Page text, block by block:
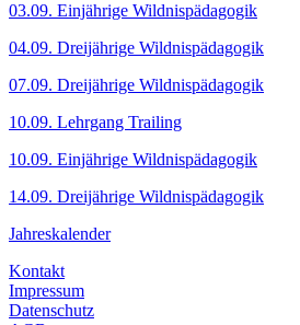
03.09. Einjährige Wildnispädagogik
04.09. Dreijährige Wildnispädagogik
07.09. Dreijährige Wildnispädagogik
10.09. Lehrgang Trailing
10.09. Einjährige Wildnispädagogik
14.09. Dreijährige Wildnispädagogik
Jahreskalender
Kontakt
Impressum
Datenschutz